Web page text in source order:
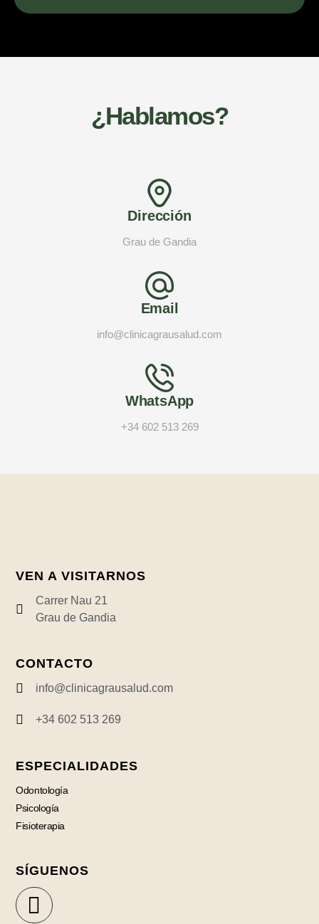
¿Hablamos?
Dirección
Grau de Gandia
Email
info@clinicagrausalud.com
WhatsApp
+34 602 513 269
VEN A VISITARNOS
Carrer Nau 21
Grau de Gandia
CONTACTO
info@clinicagrausalud.com
+34 602 513 269
ESPECIALIDADES
Odontología
Psicología
Fisioterapia
SÍGUENOS